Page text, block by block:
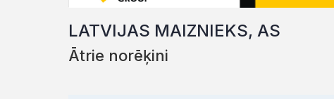
LATVIJAS MAIZNIEKS, AS
Ātrie norēķini